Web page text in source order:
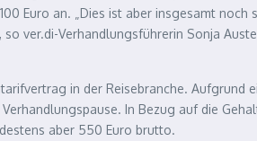
Euro an. „Dies ist aber insgesamt
ver.di-Verhandlungsführerin Sonja
in der Reisebranche. Aufgrund
In Bezug auf die
aber 550 Euro brutto.